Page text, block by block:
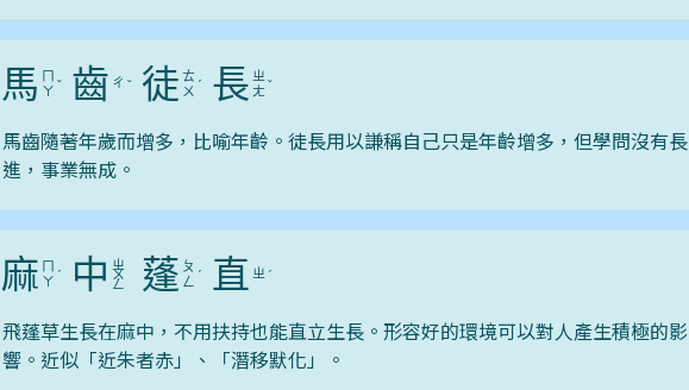
馬 ㄇ
ㄚ ˇ 齒 ㄔ ˇ 徒 ㄊ
ㄨ ˊ 長 ㄓ
ㄤ ˇ
馬齒隨著年歲而增多，比喻年齡。徒長用以謙稱自己只是年齡增多，但學問沒有長
進，事業無成。
麻 ㄇ
ㄚ ˊ 中 ㄓ
ㄨ
ㄥ 蓬 ㄆ
ㄥ ˊ 直 ㄓ ˊ
飛蓬草生長在麻中，不用扶持也能直立生長。形容好的環境可以對人產生積極的影
響。近似「近朱者赤」、「潛移默化」。